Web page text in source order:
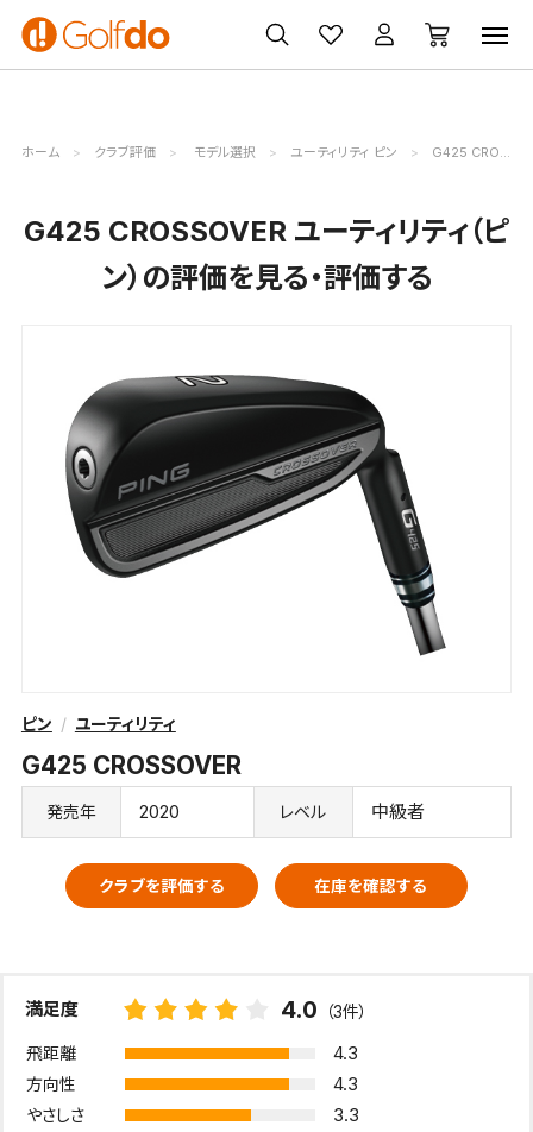
ゴルフ
クラブ
ゴルフ用品
買取
無料査定
クーポン
一覧
ホーム クラブ評価 モデル選択 ユーティリティ ピン G425 CROSSOVER評価詳細
G425 CROSSOVER ユーティリティ（ピ
ン）の評価を見る・評価する
ピン ユーティリティ
G425 CROSSOVER
発売年 2020 レベル 中級者
クラブを評価する 在庫を確認する
満足度 4.0 （3件）
飛距離 4.3
方向性 4.3
やさしさ 3.3